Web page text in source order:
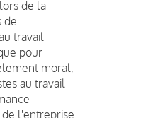
de la
de
travail
pour
moral,
au travail
l'entreprise